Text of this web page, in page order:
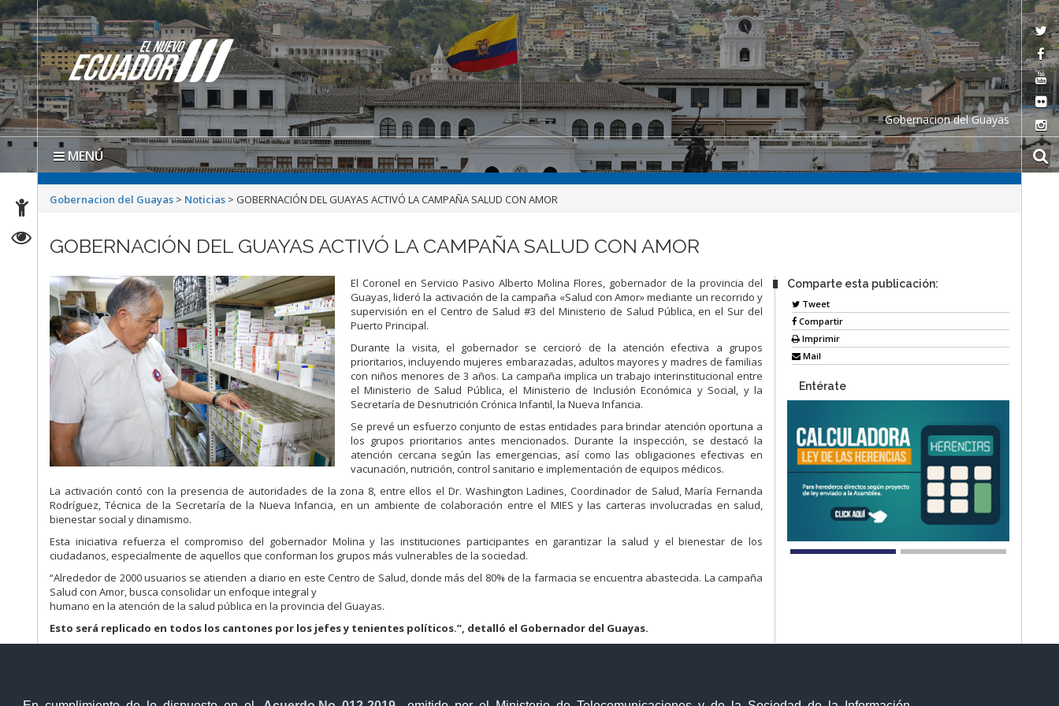
Gobernacion del Guayas
MENÚ
Gobernacion del Guayas > Noticias > GOBERNACIÓN DEL GUAYAS ACTIVÓ LA CAMPAÑA SALUD CON AMOR
GOBERNACIÓN DEL GUAYAS ACTIVÓ LA CAMPAÑA SALUD CON AMOR
El Coronel en Servicio Pasivo Alberto Molina Flores, gobernador de la provincia del
Guayas, lideró la activación de la campaña «Salud con Amor» mediante un recorrido y
supervisión en el Centro de Salud #3 del Ministerio de Salud Pública, en el Sur del
Puerto Principal.
Durante la visita, el gobernador se cercioró de la atención efectiva a grupos
prioritarios, incluyendo mujeres embarazadas, adultos mayores y madres de familias
con niños menores de 3 años. La campaña implica un trabajo interinstitucional entre
el Ministerio de Salud Pública, el Ministerio de Inclusión Económica y Social, y la
Secretaría de Desnutrición Crónica Infantil, la Nueva Infancia.
Se prevé un esfuerzo conjunto de estas entidades para brindar atención oportuna a
los grupos prioritarios antes mencionados. Durante la inspección, se destacó la
atención cercana según las emergencias, así como las obligaciones efectivas en
vacunación, nutrición, control sanitario e implementación de equipos médicos.
La activación contó con la presencia de autoridades de la zona 8, entre ellos el Dr. Washington Ladines, Coordinador de Salud, María Fernanda
Rodríguez, Técnica de la Secretaría de la Nueva Infancia, en un ambiente de colaboración entre el MIES y las carteras involucradas en salud,
bienestar social y dinamismo.
Esta iniciativa refuerza el compromiso del gobernador Molina y las instituciones participantes en garantizar la salud y el bienestar de los
ciudadanos, especialmente de aquellos que conforman los grupos más vulnerables de la sociedad.
“Alrededor de 2000 usuarios se atienden a diario en este Centro de Salud, donde más del 80% de la farmacia se encuentra abastecida. La campaña
Salud con Amor, busca consolidar un enfoque integral y
humano en la atención de la salud pública en la provincia del Guayas.
Esto será replicado en todos los cantones por los jefes y tenientes políticos.”, detalló el Gobernador del Guayas.
Comparte esta publicación:
Tweet
Compartir
Imprimir
Mail
Entérate